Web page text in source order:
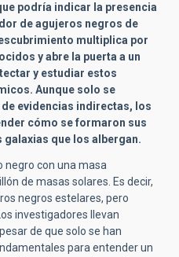
podría indicar la presencia
de agujeros negros de
multiplica por
yabre la puerta a un
y estudiar estos
Aunque solo se
evidencias indirectas, los
cómo se formaron sus
galaxias que los albergan.
negro con una masa
de masas solares. Es decir,
negros estelares, pero
investigadores llevan
de que solo se han
para entender un